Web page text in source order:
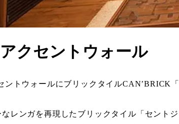
クセントウォール
ントウォールにブリックタイルCAN’BRICK
レンガを再現したブリックタイル「 セント